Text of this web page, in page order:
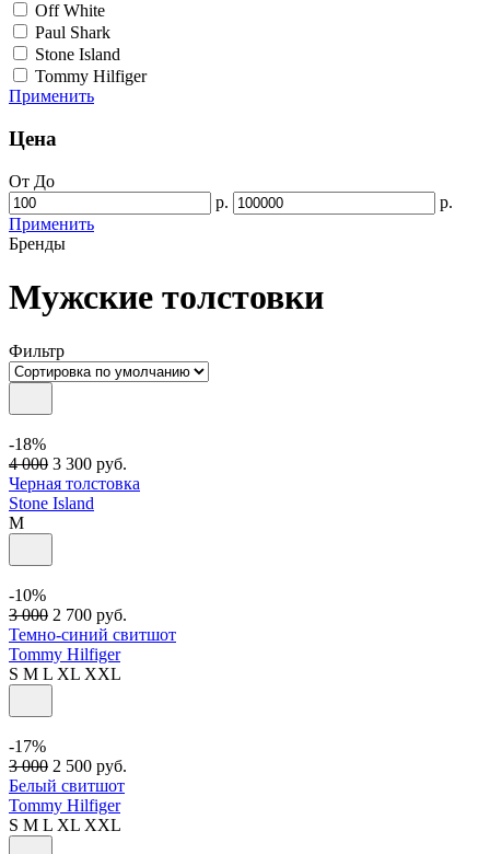
Off White
Paul Shark
Stone Island
Tommy Hilfiger
Применить
Цена
От До
р.
р.
Применить
Бренды
Мужские толстовки
Фильтр
-18%
4 000 3 300 руб.
Черная толстовка
Stone Island
M
-10%
3 000 2 700 руб.
Темно-синий свитшот
Tommy Hilfiger
S M L XL XXL
-17%
3 000 2 500 руб.
Белый свитшот
Tommy Hilfiger
S M L XL XXL